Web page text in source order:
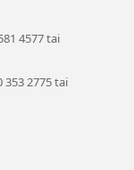
4577 tai
353 2775 tai